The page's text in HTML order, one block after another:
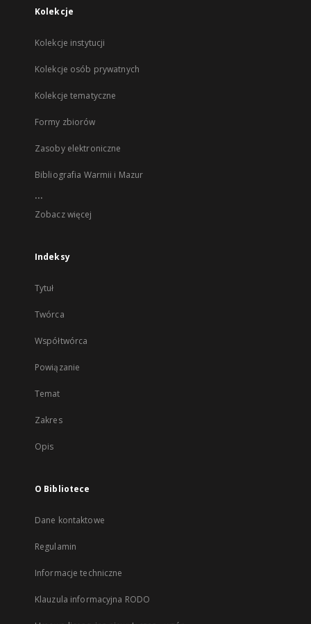
Kolekcje
Kolekcje instytucji
Kolekcje osób prywatnych
Kolekcje tematyczne
Formy zbiorów
Zasoby elektroniczne
Bibliografia Warmii i Mazur
...
Zobacz więcej
Indeksy
Tytuł
Twórca
Współtwórca
Powiązanie
Temat
Zakres
Opis
O Bibliotece
Dane kontaktowe
Regulamin
Informacje techniczne
Klauzula informacyjna RODO